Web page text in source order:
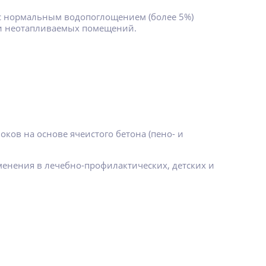
нормальным водопоглощением (более 5%)
неотапливаемых помещений.
на основе ячеистого бетона (пено- и
в лечебно-профилактических, детских и